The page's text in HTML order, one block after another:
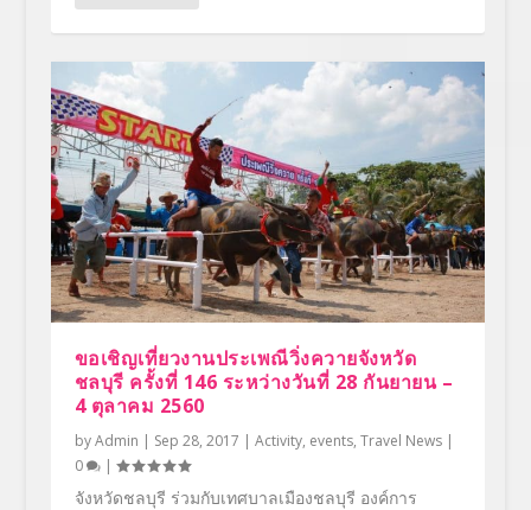
ขอเชิญเที่ยวงานประเพณีวิ่งควายจังหวัด
ชลบุรี ครั้งที่ 146 ระหว่างวันที่ 28 กันยายน –
4 ตุลาคม 2560
byAdmin | Sep 28, 2017 | Activity, events, Travel News|
0
|
จังหวัดชลบุรี ร่วมกับเทศบาลเมืองชลบุรี องค์การ